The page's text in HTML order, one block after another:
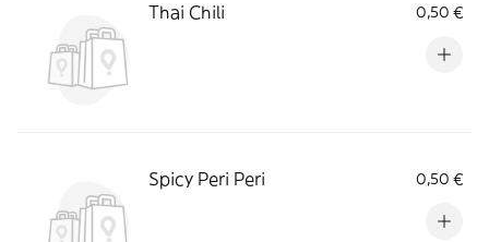
Thai Chili 0,50 €
Spicy Peri Peri 0,50 €